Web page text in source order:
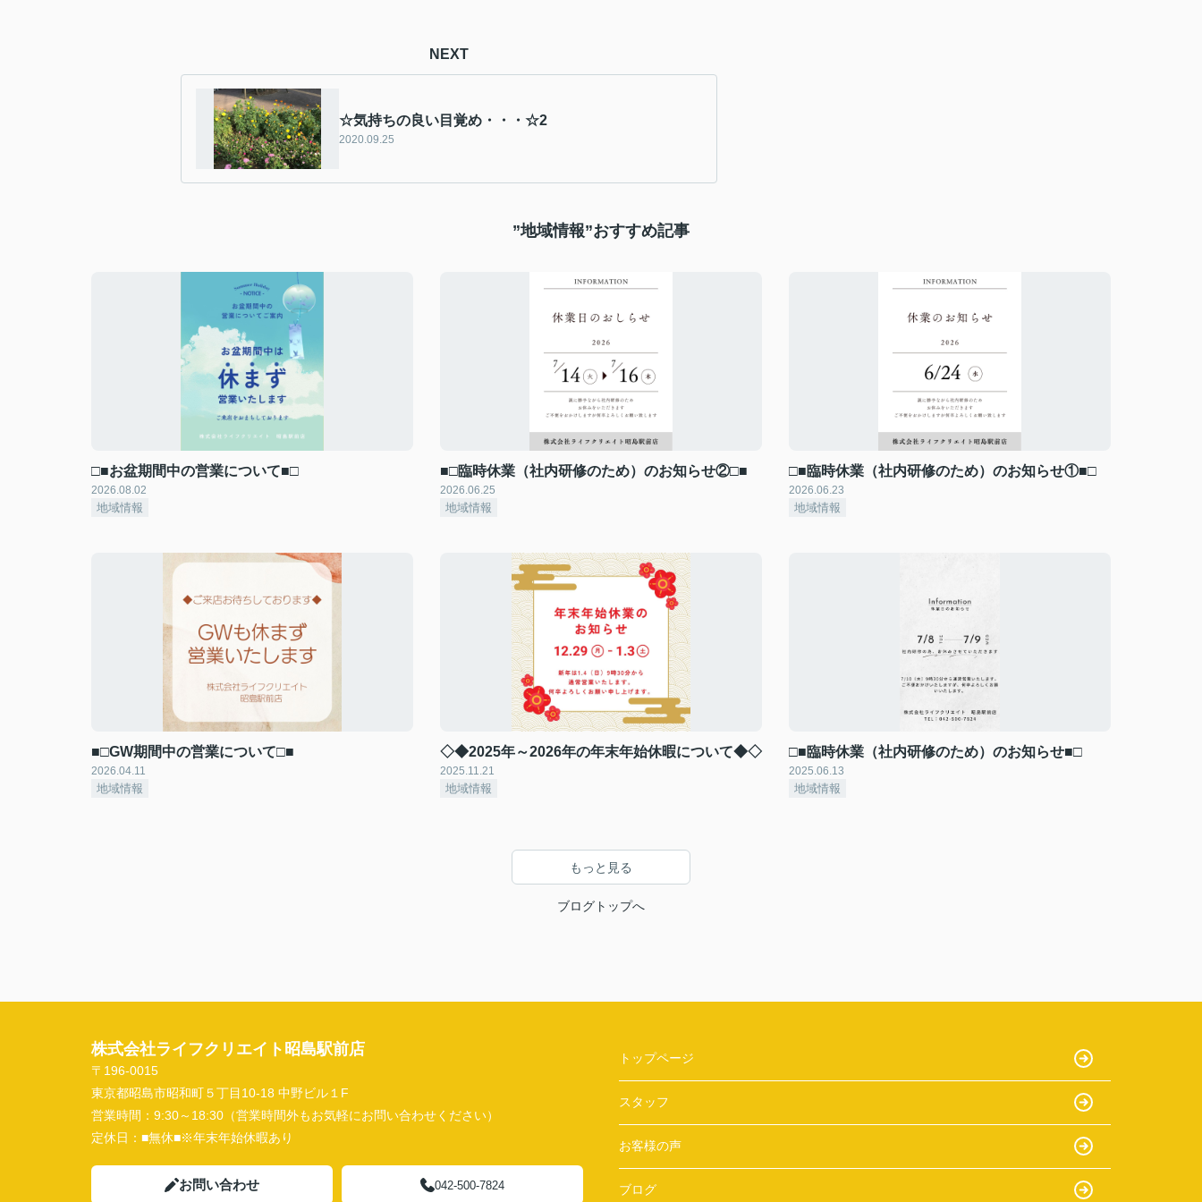
NEXT
☆気持ちの良い目覚め・・・☆2
2020.09.25
”地域情報”おすすめ記事
□■お盆期間中の営業について■□
2026.08.02
地域情報
■□臨時休業（社内研修のため）のお知らせ②□■
2026.06.25
地域情報
□■臨時休業（社内研修のため）のお知らせ①■□
2026.06.23
地域情報
■□GW期間中の営業について□■
2026.04.11
地域情報
◇◆2025年～2026年の年末年始休暇について◆◇
2025.11.21
地域情報
□■臨時休業（社内研修のため）のお知らせ■□
2025.06.13
地域情報
もっと見る
ブログトップへ
株式会社ライフクリエイト昭島駅前店
〒196-0015
東京都昭島市昭和町５丁目10-18 中野ビル１F
営業時間： 9:30～18:30（営業時間外もお気軽にお問い合わせください）
定休日： ■無休■※年末年始休暇あり
お問い合わせ 042-500-7824
トップページ
スタッフ
お客様の声
ブログ